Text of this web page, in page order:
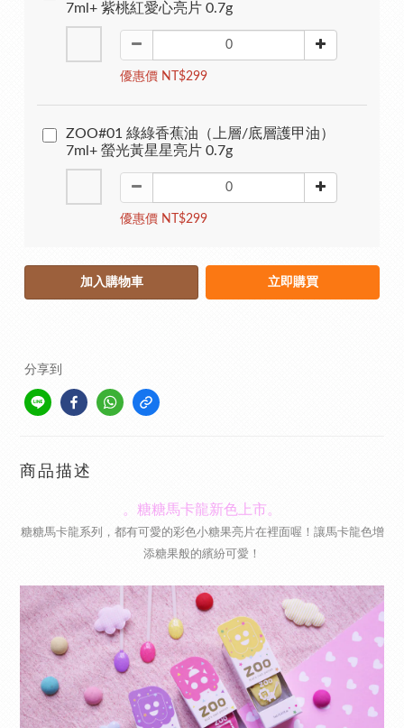
7ml+ 紫桃紅愛心亮片 0.7g
優惠價 NT$299
ZOO#01 綠綠香蕉油（上層/底層護甲油）
7ml+ 螢光黃星星亮片 0.7g
優惠價 NT$299
加入購物車 立即購買
分享到
商品描述
。糖糖馬卡龍新色上市。
糖糖馬卡龍系列，都有可愛的彩色小糖果亮片在裡面喔！讓馬卡龍色增
添糖果般的繽紛可愛！